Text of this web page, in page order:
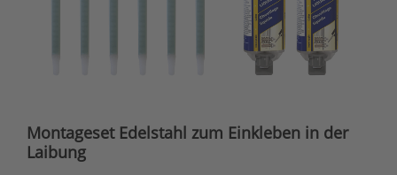
Montageset Edelstahl zum Einkleben in der
Laibung